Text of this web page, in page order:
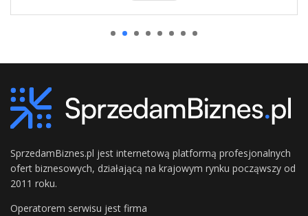
SprzedamBiznes.pl jest internetową platformą profesjonalnych
ofert biznesowych, działającą na krajowym rynku począwszy od
2011 roku.
Operatorem serwisu jest firma